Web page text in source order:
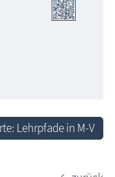
Lehrpfade in M-V